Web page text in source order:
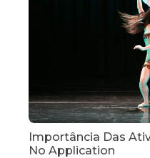
Importância Das
No Application